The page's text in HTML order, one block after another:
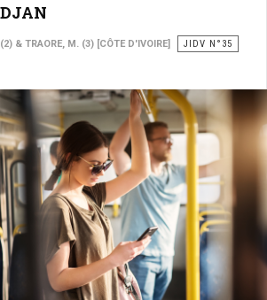
& TRAORE, M. (3) [CÔTE D'IVOIRE]
JIDV N°35